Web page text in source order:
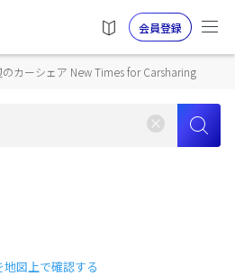
会員登録
カーシェア New Times for Carsharing
地図上で確認する